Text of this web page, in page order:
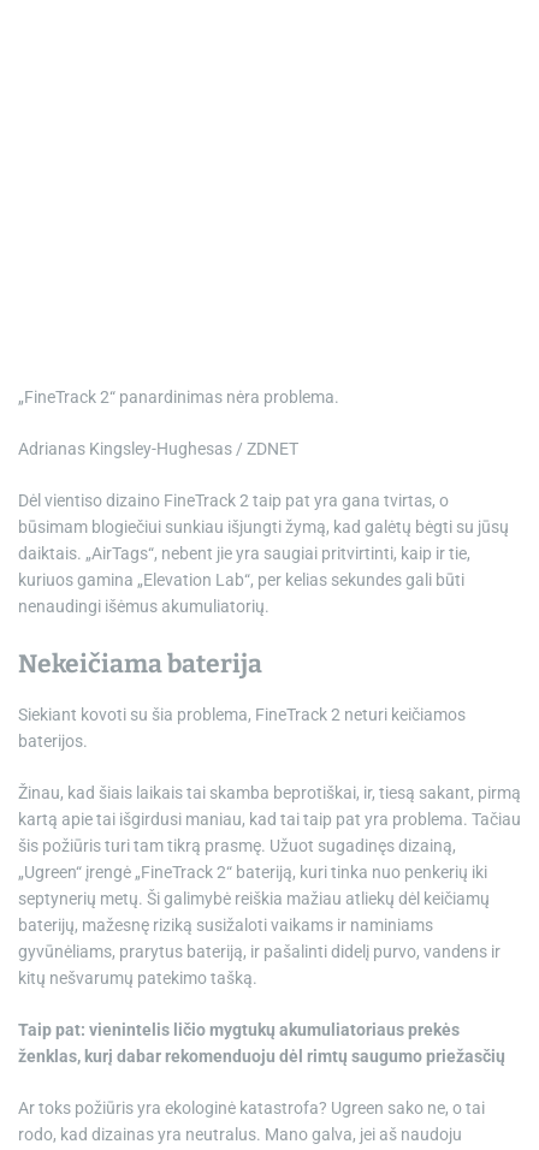
„FineTrack 2“ panardinimas nėra problema.
Adrianas Kingsley-Hughesas / ZDNET
Dėl vientiso dizaino FineTrack 2 taip pat yra gana tvirtas, o
būsimam blogiečiui sunkiau išjungti žymą, kad galėtų bėgti su jūsų
daiktais. „AirTags“, nebent jie yra saugiai pritvirtinti, kaip ir tie,
kuriuos gamina „Elevation Lab“, per kelias sekundes gali būti
nenaudingi išėmus akumuliatorių.
Nekeičiama baterija
Siekiant kovoti su šia problema, FineTrack 2 neturi keičiamos
baterijos.
Žinau, kad šiais laikais tai skamba beprotiškai, ir, tiesą sakant, pirmą
kartą apie tai išgirdusi maniau, kad tai taip pat yra problema. Tačiau
šis požiūris turi tam tikrą prasmę. Užuot sugadinęs dizainą,
„Ugreen“ įrengė „FineTrack 2“ bateriją, kuri tinka nuo penkerių iki
septynerių metų. Ši galimybė reiškia mažiau atliekų dėl keičiamų
baterijų, mažesnę riziką susižaloti vaikams ir naminiams
gyvūnėliams, prarytus bateriją, ir pašalinti didelį purvo, vandens ir
kitų nešvarumų patekimo tašką.
Taip pat: vienintelis ličio mygtukų akumuliatoriaus prekės
ženklas, kurį dabar rekomenduoju dėl rimtų saugumo priežasčių
Ar toks požiūris yra ekologinė katastrofa? Ugreen sako ne, o tai
rodo, kad dizainas yra neutralus. Mano galva, jei aš naudoju